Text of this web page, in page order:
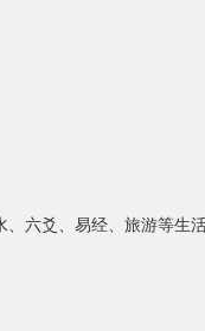
六爻、易经、旅游等